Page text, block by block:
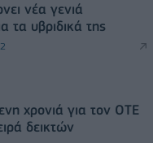
νέα γενιά
τα υβριδικά της
χρονιά για τον ΟΤΕ
δεικτών